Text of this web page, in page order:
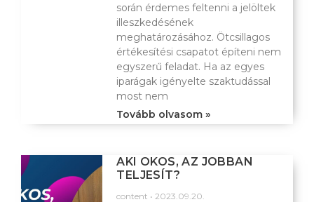
során érdemes feltenni a jelöltek
illeszkedésének
meghatározásához. Ötcsillagos
értékesítési csapatot építeni nem
egyszerű feladat. Ha az egyes
iparágak igényelte szaktudással
most nem
Tovább olvasom »
AKI OKOS, AZ JOBBAN
TELJESÍT?
content 2023.09.20.